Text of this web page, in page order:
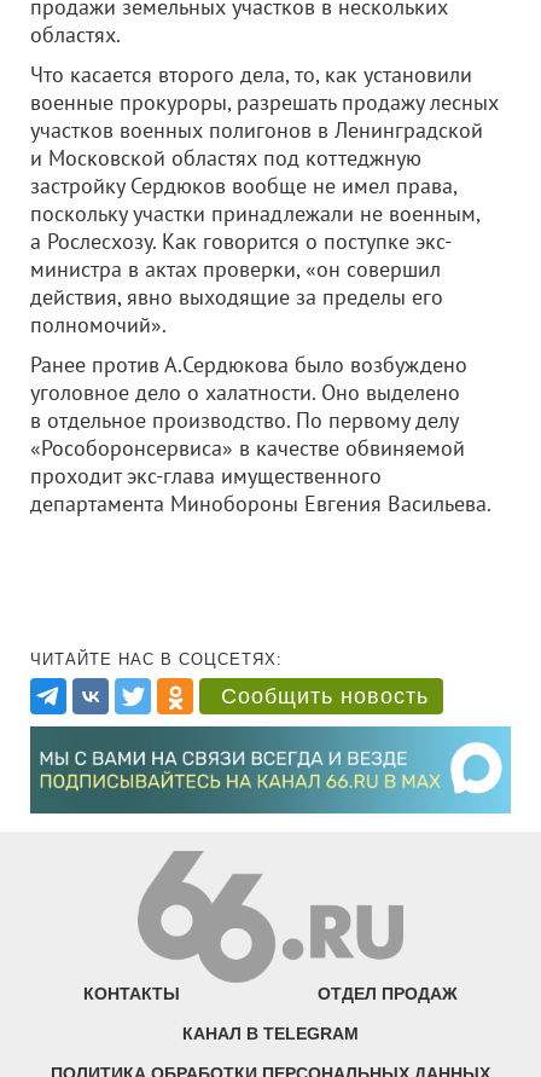
продажи земельных участков в нескольких
областях.
Что касается второго дела, то, как установили
военные прокуроры, разрешать продажу лесных
участков военных полигонов в Ленинградской
и Московской областях под коттеджную
застройку Сердюков вообще не имел права,
поскольку участки принадлежали не военным,
а Рослесхозу. Как говорится о поступке экс-
министра в актах проверки, «он совершил
действия, явно выходящие за пределы его
полномочий».
Ранее против А.Сердюкова было возбуждено
уголовное дело о халатности. Оно выделено
в отдельное производство. По первому делу
«Рособоронсервиса» в качестве обвиняемой
проходит экс-глава имущественного
департамента Минобороны Евгения Васильева.
ЧИТАЙТЕ НАС В СОЦСЕТЯХ:
Сообщить новость
КОНТАКТЫ ОТДЕЛ ПРОДАЖ
КАНАЛ В TELEGRAM